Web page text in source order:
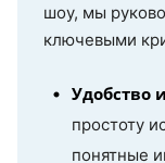
шоу, мы
ключевыми
Удобство
простоту
понятные